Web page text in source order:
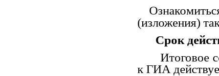
(изложения)
Срок
Итоговое
к ГИА